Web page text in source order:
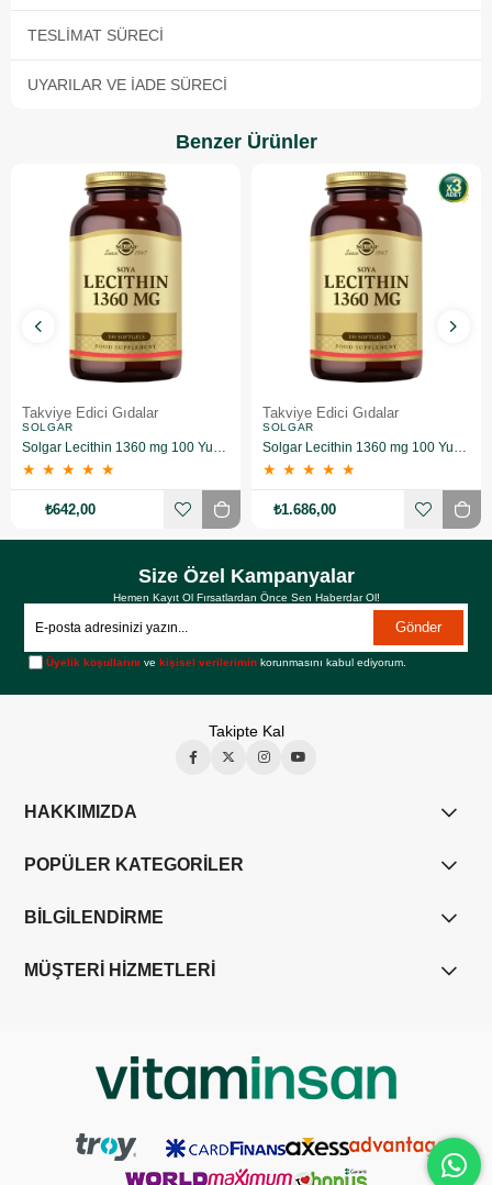
TESLIMAT SÜRECI
UYARILAR VE İADE SÜRECI
Benzer Ürünler
Takviye Edici Gıdalar
SOLGAR
★ ★ ★ ★ ★
₺642,00
Takviye Edici Gıdalar
SOLGAR
★ ★ ★ ★ ★
₺1.686,00
Size Özel Kampanyalar
Hemen Kayıt Ol Fırsatlardan Önce Sen Haberdar Ol!
Gönder
Üyelik koşullarını vekişisel verilerimin korunmasını kabul ediyorum.
Takipte Kal
HAKKIMIZDA
POPÜLER KATEGORİLER
BİLGİLENDİRME
MÜŞTERİ HİZMETLERİ